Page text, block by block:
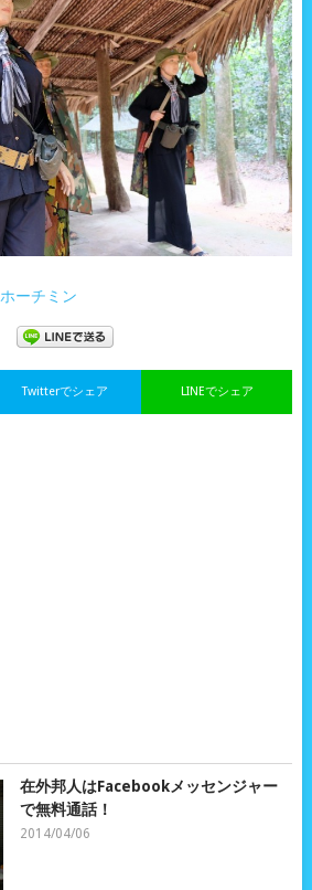
ホーチミン
LINEでシェア
Twitterでシェア
在外邦人はFacebookメッセンジャー
で無料通話！
2014/04/06